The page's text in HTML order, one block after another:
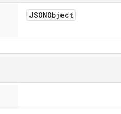
JSONObject